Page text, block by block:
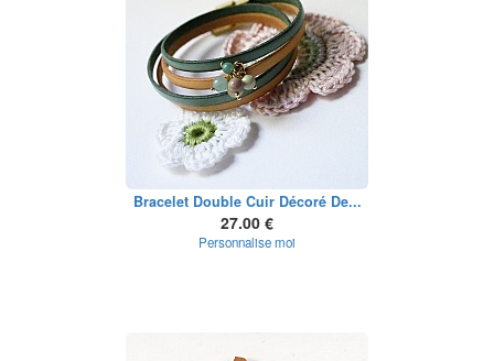
Bracelet Double Cuir Décoré De...
27.00 €
Personnalise moi